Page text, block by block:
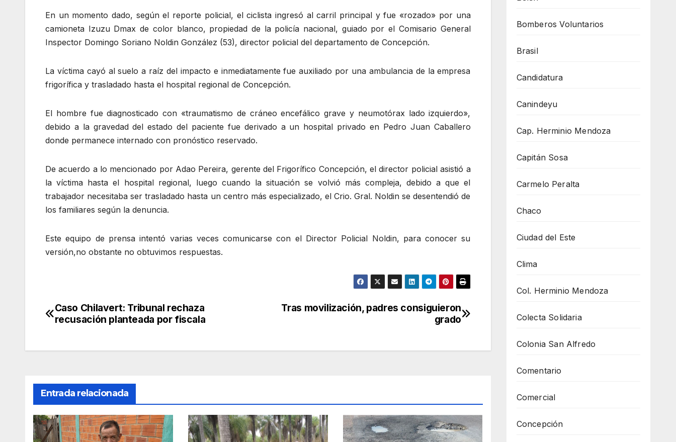
En un momento dado, según el reporte policial, el ciclista ingresó al carril principal y fue «rozado» por una
camioneta Izuzu Dmax de color blanco, propiedad de la policía nacional, guiado por el Comisario General
Inspector Domingo Soriano Noldin González (53), director policial del departamento de Concepción.
La víctima cayó al suelo a raíz del impacto e inmediatamente fue auxiliado por una ambulancia de la empresa
frigorífica y trasladado hasta el hospital regional de Concepción.
El hombre fue diagnosticado con «traumatismo de cráneo encefálico grave y neumotórax lado izquierdo»,
debido a la gravedad del estado del paciente fue derivado a un hospital privado en Pedro Juan Caballero
donde permanece internado con pronóstico reservado.
De acuerdo a lo mencionado por Adao Pereira, gerente del Frigorífico Concepción, el director policial asistió a
la víctima hasta el hospital regional, luego cuando la situación se volvió más compleja, debido a que el
trabajador necesitaba ser trasladado hasta un centro más especializado, el Crio. Gral. Noldin se desentendió de
los familiares según la denuncia.
Este equipo de prensa intentó varias veces comunicarse con el Director Policial Noldin, para conocer su
versión,no obstante no obtuvimos respuestas.
Navegación
entradas
Tras movilización, padres consiguieron
grado
Caso Chilavert: Tribunal rechaza
recusación planteada por fiscala
Entrada relacionada
Bomberos Voluntarios
Brasil
Candidatura
Canindeyu
Cap. Herminio Mendoza
Capitán Sosa
Carmelo Peralta
Chaco
Ciudad del Este
Clima
Col. Herminio Mendoza
Colecta Solidaria
Colonia San Alfredo
Comentario
Comercial
Concepción